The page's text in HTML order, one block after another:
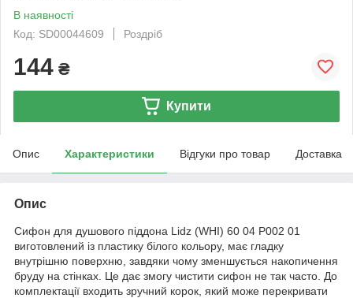
В наявності
Код: SD00044609
Роздріб
144 ₴
Купити
Опис Характеристики Відгуки про товар Доставка
Опис
Сифон для душового піддона Lidz (WHI) 60 04 P002 01
виготовлений із пластику білого кольору, має гладку
внутрішню поверхню, завдяки чому зменшується накопичення
бруду на стінках. Це дає змогу чистити сифон не так часто. До
комплектації входить зручний корок, який може перекривати